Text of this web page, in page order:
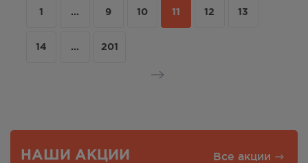
1 ... 9 10 11 12 13
14 ... 201
НАШИ АКЦИИ Все акции